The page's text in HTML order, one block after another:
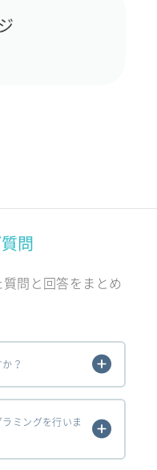
問
問と回答をまとめ
？
ミングを行いま